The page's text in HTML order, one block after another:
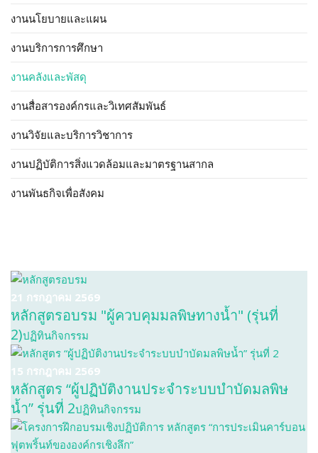
งานนโยบายและแผน
งานบริการการศึกษา
งานคลังและพัสดุ
งานสื่อสารองค์กรและวิเทศสัมพันธ์
งานวิจัยและบริการวิชาการ
งานปฏิบัติการสิ่งแวดล้อมและมาตรฐานสากล
งานพันธกิจเพื่อสังคม
21 กรกฎาคม 2569
หลักสูตรอบรม "ผู้ควบคุมมลพิษทางน้ำ" (รุ่นที่
2)ปฏิทินกิจกรรม
15 กรกฎาคม 2569
หลักสูตร “ผู้ปฏิบัติงานประจำระบบบำบัดมลพิษ
น้ำ” รุ่นที่ 2ปฏิทินกิจกรรม